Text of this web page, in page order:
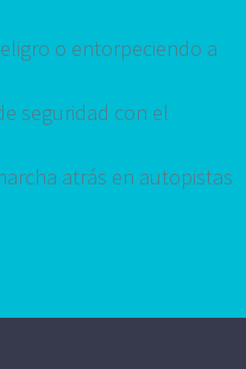
o entorpeciendo a
seguridad con el
atrás en autopistas